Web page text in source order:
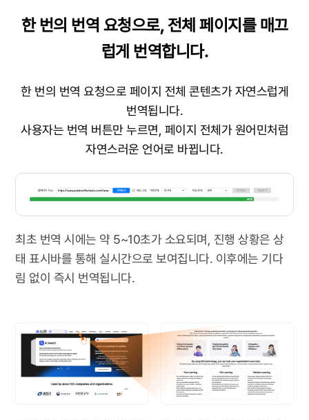
한 번의 번역 요청으로, 전체 페이지를 매끄
럽게 번역합니다.
한 번의 번역 요청으로 페이지 전체 콘텐츠가 자연스럽게
번역됩니다.
사용자는 번역 버튼만 누르면, 페이지 전체가 원어민처럼
자연스러운 언어로 바뀝니다.
최초 번역 시에는 약 5~10초가 소요되며, 진행 상황은 상
태 표시바를 통해 실시간으로 보여집니다. 이후에는 기다
림 없이 즉시 번역됩니다.